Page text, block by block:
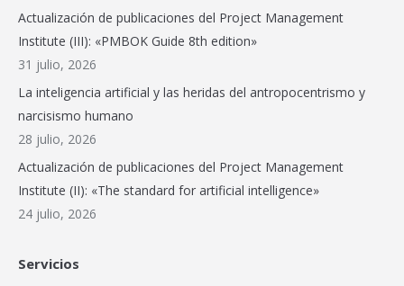
in
new
window
new
window
in
new
window
new
in
new in
Actualización de publicaciones del Project Management
Institute (III): «PMBOK Guide 8th edition»
31 julio, 2026
La inteligencia artificial y las heridas del antropocentrismo y
narcisismo humano
28 julio, 2026
Actualización de publicaciones del Project Management
Institute (II): «The standard for artificial intelligence»
24 julio, 2026
Servicios